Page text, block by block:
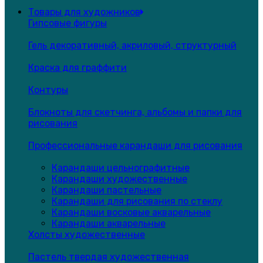
Товары для художников
Гипсовые фигуры
Гель декоративный, акриловый, структурный
Краска для граффити
Контуры
Блокноты для скетчинга, альбомы и папки для
рисования
Профессиональные карандаши для рисования
Карандаши цельнографитные
Карандаши художественные
Карандаши пастельные
Карандаши для рисования по стеклу
Карандаши восковые акварельные
Карандаши акварельные
Холсты художественные
Пастель твердая художественная